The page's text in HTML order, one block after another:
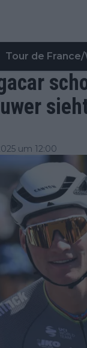
Tour de
um 12:00